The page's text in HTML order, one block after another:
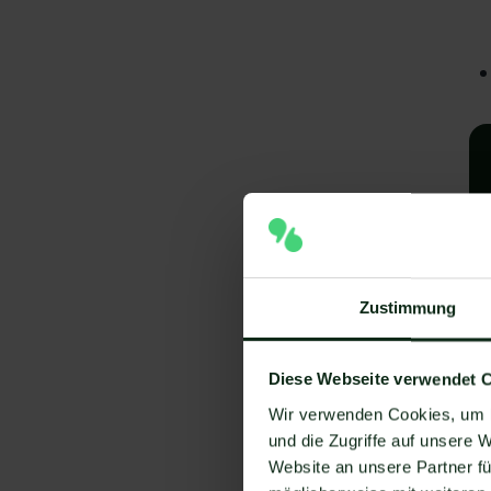
Zustimmung
Diese Webseite verwendet
Wir verwenden Cookies,
und die Zugriffe auf unsere
Website an unsere Partner